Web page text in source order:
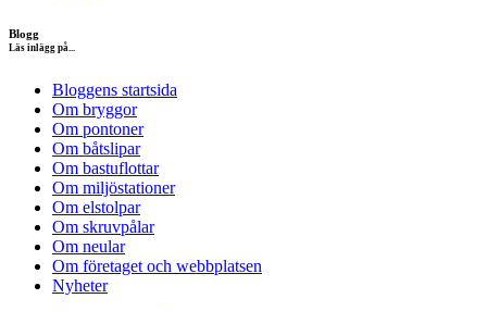
Blogg
Läs inlägg på...
Bloggens startsida
Om bryggor
Om pontoner
Om båtslipar
Om bastuflottar
Om miljöstationer
Om elstolpar
Om skruvpålar
Om neular
Om företaget och webbplatsen
Nyheter